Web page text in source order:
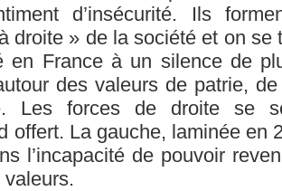
d’insécurité. Ils
droite » de la société et on se
en France à un silence de
des valeurs de patrie,
Les forces de droite se
offert. La gauche, laminée en
l’incapacité de pouvoir